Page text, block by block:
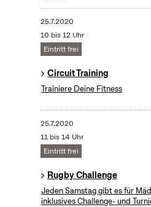
25.7.2020
10 bis 12 Uhr
Eintritt frei
Circuit Training
Trainiere Deine Fitness
25.7.2020
11 bis 14 Uhr
Eintritt frei
Rugby Challenge
Jeden Samstag gibt es für
inklusives Challenge- und